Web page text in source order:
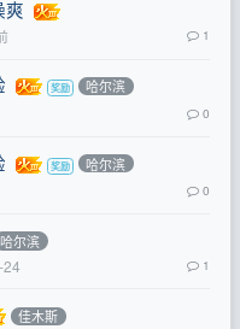
爽
1
哈尔滨
0
哈尔滨
0
哈尔滨
1
佳木斯